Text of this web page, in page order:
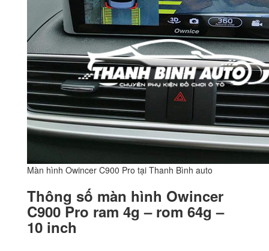
Màn hình Owincer C900 Pro tại Thanh Bình auto
Thông số màn hình Owincer
C900 Pro ram 4g – rom 64g –
10 inch